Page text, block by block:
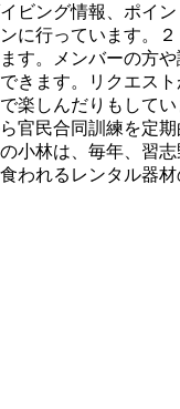
ビング情報、ポ
に行っています
す。メンバーの方
ます。リクエス
楽しんだりもし
民合同訓練を定
林は、毎年、習
れるレンタル器